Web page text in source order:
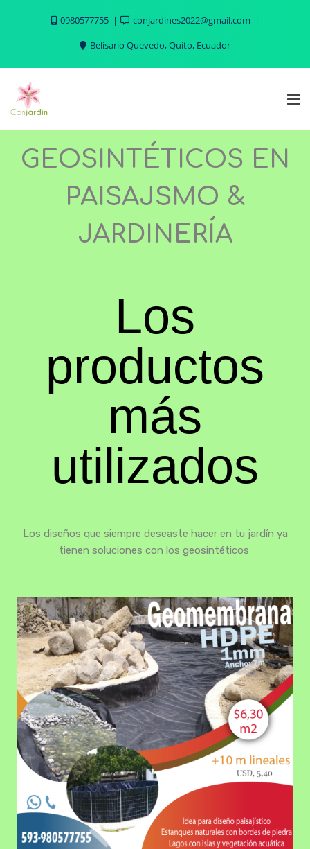
0980577755
conjardines2022@gmail.com
Belisario Quevedo, Quito, Ecuador
GEOSINTÉTICOS EN
PAISAJSMO &
JARDINERÍA
Los
productos
más
utilizados
Los diseños que siempre deseaste hacer en tu jardín ya
tienen soluciones con los geosintéticos